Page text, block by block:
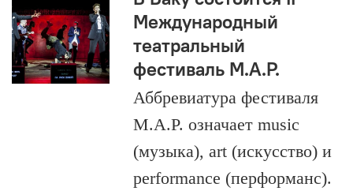
Международный
театральный
фестиваль M.A.P.
Аббревиатура фестиваля
M.A.P. означает music
(музыка), art (искусство) и
performance (перформанс).